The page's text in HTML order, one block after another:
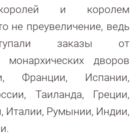
и королем
не преувеличение, ведь
заказы от
монархических дворов
Франции, Испании,
Таиланда, Греции,
Италии, Румынии, Индии,